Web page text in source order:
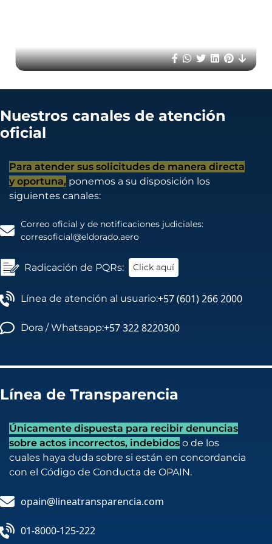
Nuestros canales de atención
oficial
Para atender sus solicitudes de manera directa
y oportuna, ponemos a su disposición los
siguientes canales:
Correo oficial y de notificaciones judiciales:
corresoficial@eldorado.aero
Radicación de PQRs: Click aquí
Línea de atención al usuario:+57 (601) 266 2000
Dora / Whatsapp:+57 322 8220300
Línea de Transparencia
Únicamente dispuesta para recibir denuncias
sobre actos incorrectos, indebidos o de los
cuales haya duda sobre si están en concordancia
con el Código de Conducta de OPAIN.
opain@lineatransparencia.com
01-8000-125-222